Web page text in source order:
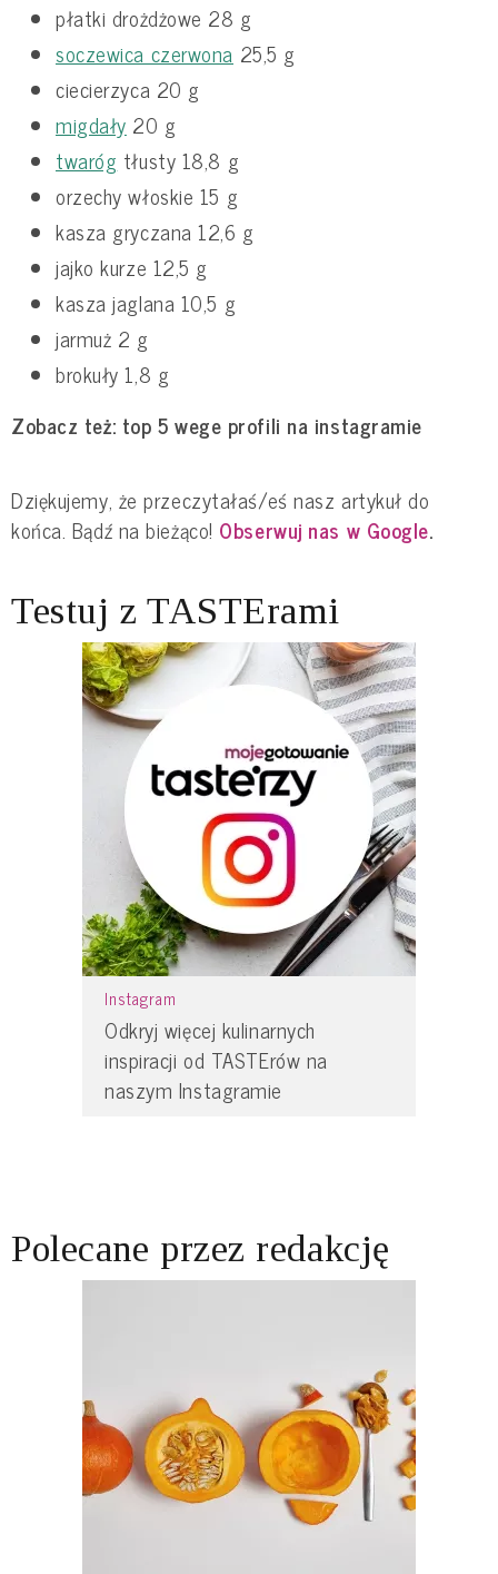
płatki drożdżowe 28 g
soczewica czerwona 25,5 g
ciecierzyca 20 g
migdały 20 g
twaróg tłusty 18,8 g
orzechy włoskie 15 g
kasza gryczana 12,6 g
jajko kurze 12,5 g
kasza jaglana 10,5 g
jarmuż 2 g
brokuły 1,8 g
Zobacz też: top 5 wege profili na instagramie
Dziękujemy, że przeczytałaś/eś nasz artykuł do
końca. Bądź na bieżąco! Obserwuj nas w Google.
Testuj z TASTErami
Instagram
Odkryj więcej kulinarnych
inspiracji od TASTErów na
naszym Instagramie
Polecane przez redakcję